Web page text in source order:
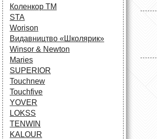
Коленкор ТМ
STA
Worison
Видавництво «Школярик»
Winsor & Newton
Maries
SUPERIOR
Touchnew
Touchfive
YOVER
LOKSS
TENWIN
KALOUR